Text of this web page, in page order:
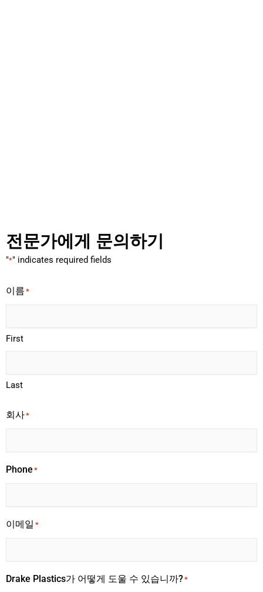
전문가에게 문의하기
"*" indicates required fields
이름 *
First
Last
회사*
Phone *
이메일 *
Drake Plastics가 어떻게 도울 수 있습니까?*